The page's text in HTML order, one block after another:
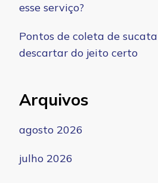
esse serviço?
Pontos de coleta de
descartar do jeito certo
Arquivos
agosto 2026
julho 2026